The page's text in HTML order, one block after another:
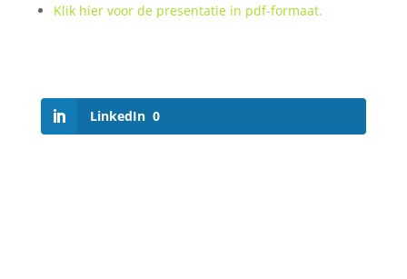
Klik hier voor de presentatie in pdf-formaat.
LinkedIn 0